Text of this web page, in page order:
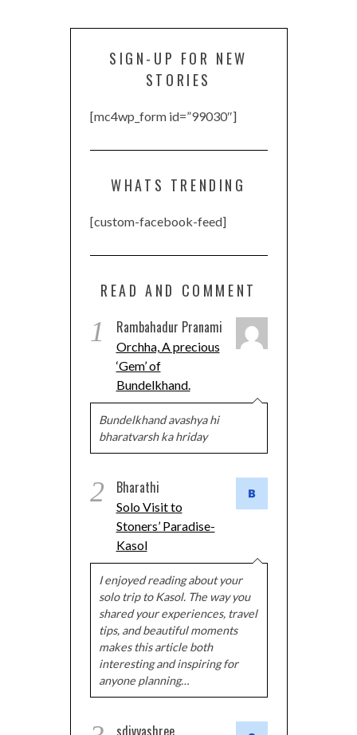
SIGN-UP FOR NEW
STORIES
[mc4wp_form id=”99030″]
WHATS TRENDING
[custom-facebook-feed]
READ AND COMMENT
1 Rambahadur Pranami
Orchha, A precious
‘Gem’ of
Bundelkhand.
Bundelkhand avashya hi
bharatvarsh ka hriday
2 Bharathi
Solo Visit to
Stoners’ Paradise-
Kasol
I enjoyed reading about your
solo trip to Kasol. The way you
shared your experiences, travel
tips, and beautiful moments
makes this article both
interesting and inspiring for
anyone planning…
sdivyashree